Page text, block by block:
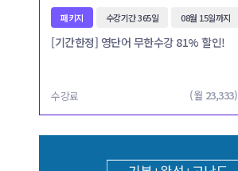
패키지 수강기간 365일 08월 15일까지
[기간한정] 영단어 무한수강 81% 할인!
수강료 (월 23,333)